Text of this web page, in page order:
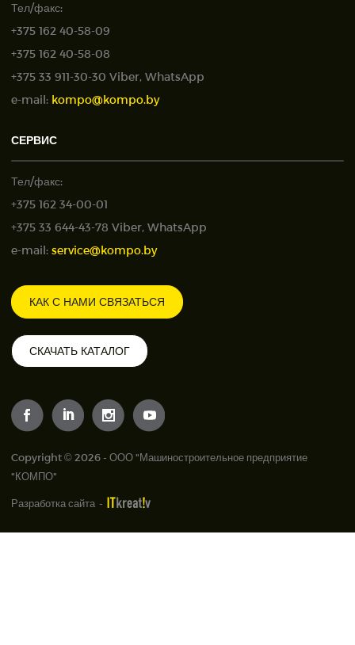
Тел/факс:
+375 162 40-58-09
+375 162 40-58-08
+375 33 911-30-30 Viber, WhatsApp
e-mail: kompo@kompo.by
СЕРВИС
Тел/факс:
+375 162 34-00-01
+375 33 644-43-78 Viber, WhatsApp
e-mail: service@kompo.by
КАК С НАМИ СВЯЗАТЬСЯ
СКАЧАТЬ КАТАЛОГ
Copyright © 2026 - ООО "Машиностроительное предприятие
"КОМПО"
Разработка сайта -